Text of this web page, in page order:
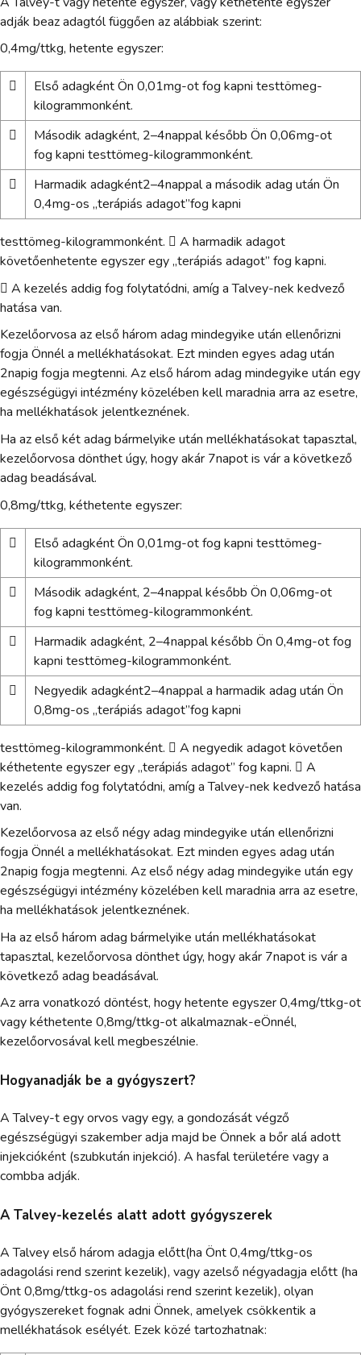
adják beaz adagtól függően az alábbiak szerint:
0,4mg/ttkg, hetente egyszer:

Első adagként Ön 0,01mg-ot fog kapni testtömeg-
kilogrammonként.

Második adagként, 2–4nappal később Ön 0,06mg-ot
fog kapni testtömeg-kilogrammonként.

Harmadik adagként2–4nappal a második adag után Ön
0,4mg-os „terápiás adagot”fog kapni
testtömeg-kilogrammonként.  A harmadik adagot
követőenhetente egyszer egy „terápiás adagot” fog kapni.
 A kezelés addig fog folytatódni, amíg a Talvey-nek kedvező
hatása van.
Kezelőorvosa az első három adag mindegyike után ellenőrizni
fogja Önnél a mellékhatásokat. Ezt minden egyes adag után
2napig fogja megtenni. Az első három adag mindegyike után egy
egészségügyi intézmény közelében kell maradnia arra az esetre,
ha mellékhatások jelentkeznének.
Ha az első két adag bármelyike után mellékhatásokat tapasztal,
kezelőorvosa dönthet úgy, hogy akár 7napot is vár a következő
adag beadásával.
0,8mg/ttkg, kéthetente egyszer:

Első adagként Ön 0,01mg-ot fog kapni testtömeg-
kilogrammonként.

Második adagként, 2–4nappal később Ön 0,06mg-ot
fog kapni testtömeg-kilogrammonként.

Harmadik adagként, 2–4nappal később Ön 0,4mg-ot fog
kapni testtömeg-kilogrammonként.

Negyedik adagként2–4nappal a harmadik adag után Ön
0,8mg-os „terápiás adagot”fog kapni
testtömeg-kilogrammonként.  A negyedik adagot követően
kéthetente egyszer egy „terápiás adagot” fog kapni.  A
kezelés addig fog folytatódni, amíg a Talvey-nek kedvező hatása
van.
Kezelőorvosa az első négy adag mindegyike után ellenőrizni
fogja Önnél a mellékhatásokat. Ezt minden egyes adag után
2napig fogja megtenni. Az első négy adag mindegyike után egy
egészségügyi intézmény közelében kell maradnia arra az esetre,
ha mellékhatások jelentkeznének.
Ha az első három adag bármelyike után mellékhatásokat
tapasztal, kezelőorvosa dönthet úgy, hogy akár 7napot is vár a
következő adag beadásával.
Az arra vonatkozó döntést, hogy hetente egyszer 0,4mg/ttkg-ot
vagy kéthetente 0,8mg/ttkg-ot alkalmaznak-eÖnnél,
kezelőorvosával kell megbeszélnie.
Hogyanadják be a gyógyszert?
A Talvey-t egy orvos vagy egy, a gondozását végző
egészségügyi szakember adja majd be Önnek a bőr alá adott
injekcióként (szubkután injekció). A hasfal területére vagy a
combba adják.
A Talvey-kezelés alatt adott gyógyszerek
A Talvey első három adagja előtt(ha Önt 0,4mg/ttkg-os
adagolási rend szerint kezelik), vagy azelső négyadagja előtt (ha
Önt 0,8mg/ttkg-os adagolási rend szerint kezelik), olyan
gyógyszereket fognak adni Önnek, amelyek csökkentik a
mellékhatások esélyét. Ezek közé tartozhatnak: